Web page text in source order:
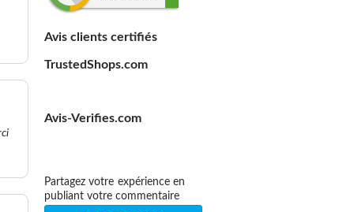
Avis clients certifiés
TrustedShops.com
Avis-Verifies.com
Partagez votre expérience en
publiant votre commentaire